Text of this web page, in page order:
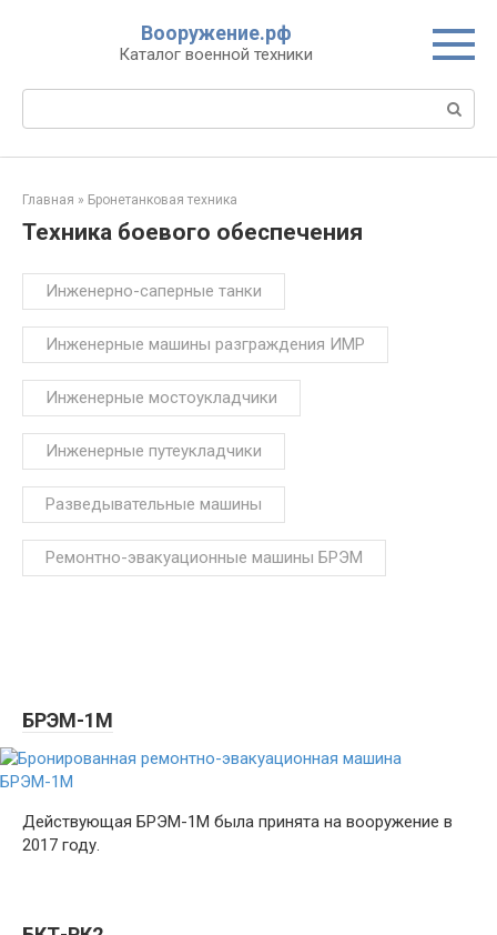
Вооружение.рф
Каталог военной техники
Поиск:
Главная » Бронетанковая техника
Техника боевого обеспечения
Инженерно-саперные танки
Инженерные машины разграждения ИМР
Инженерные мостоукладчики
Инженерные путеукладчики
Разведывательные машины
Ремонтно-эвакуационные машины БРЭМ
БРЭМ-1М
Действующая БРЭМ-1М была принята на вооружение в
2017 году.